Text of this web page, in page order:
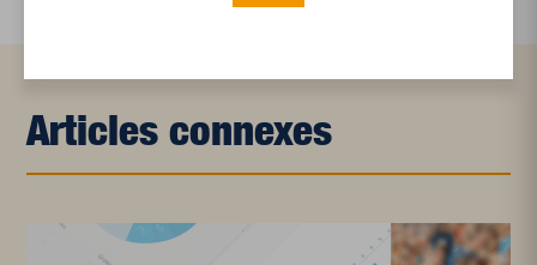
Articles connexes